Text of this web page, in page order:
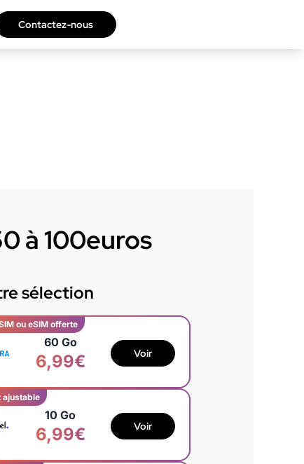
Contactez-nous
à 100euros
sélection
ou eSIM offerte
60 Go
6,99€ Voir
ajustable
10 Go
6,99€ Voir